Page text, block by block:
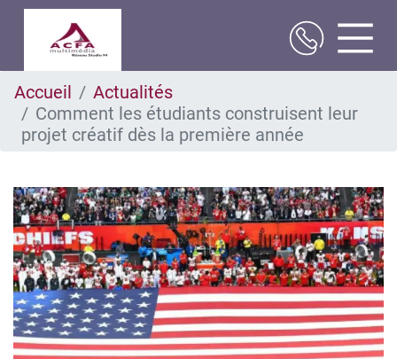
au
contenu
principal
Accueil
Actualités
Comment les étudiants construisent leur
projet créatif dès la première année